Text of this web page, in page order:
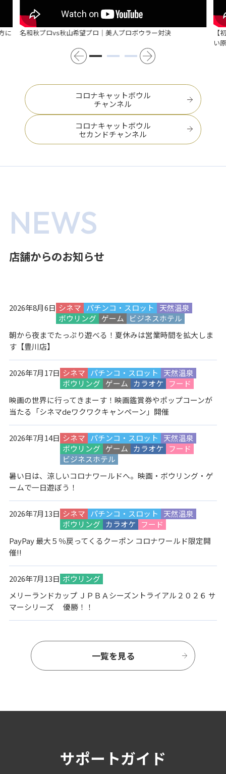
に 名和秋プロvs秋山希望プロ｜美人プロボウラー対決
【
い
コロナキャットボウル
チャンネル
コロナキャットボウル
セカンドチャンネル
NEWS
店舗からのお知らせ
2026年8月6日 シネマ パチンコ・スロット
天然温泉
ボウリング ゲーム
ビジネスホテル
朝から夜までたっぷり遊べる！夏休みは営業時間を拡大しま
す【豊川店】
2026年7月17日 シネマ パチンコ・スロット
天然温泉
ボウリング ゲーム カラオケ
フード
映画の世界に行ってきまーす！映画鑑賞券やポップコーンが
当たる「シネマdeワクワクキャンペーン」開催
2026年7月14日 シネマ パチンコ・スロット
天然温泉
ボウリング ゲーム カラオケ
フード
ビジネスホテル
暑い日は、涼しいコロナワールドへ。映画・ボウリング・ゲ
ームで一日遊ぼう！
2026年7月13日 シネマ パチンコ・スロット
天然温泉
ボウリング カラオケ
フード
PayPay 最大５％戻ってくるクーポン コロナワールド限定開
催!!
2026年7月13日 ボウリング
メリーランドカップ ＪＰＢＡシーズントライアル２０２６ サ
マーシリーズ 優勝！！
一覧を見る
サポートガイド